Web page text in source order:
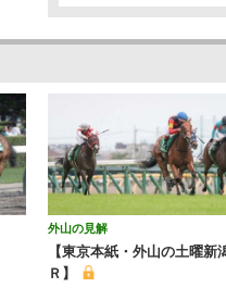
外山の見解
【東京本紙・外山の土曜新
Ｒ】